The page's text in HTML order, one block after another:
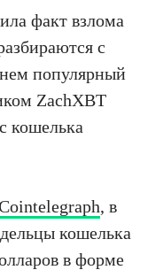
факт взлома
с
популярный
ZachXBT
кошелька
, в
кошелька
в форме